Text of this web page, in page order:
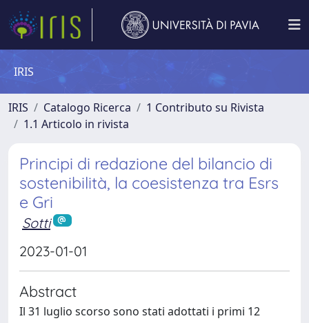
IRIS
IRIS Catalogo Ricerca
1 Contributo su Rivista
1.1 Articolo in rivista
Principi di redazione del bilancio di
sostenibilità, la coesistenza tra Esrs
e Gri
Sotti
2023-01-01
Abstract
Il 31 luglio scorso sono stati adottati i primi 12